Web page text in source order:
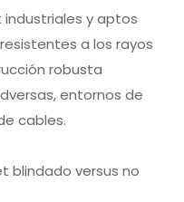
industriales y aptos
a los rayos
robusta
entornos de
cables.
blindado versus no